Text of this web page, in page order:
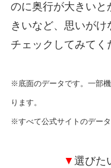
のに奥行が大きいと
きいなど、思いが
チェックしてみてく
※底面のデータです。一部
ります。
※すべて公式サイトのデータ
▼ 選びた